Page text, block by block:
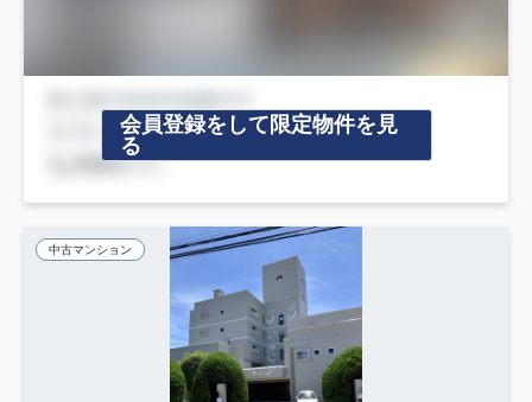
会員登録をして限定物件を見
る
中古マンション